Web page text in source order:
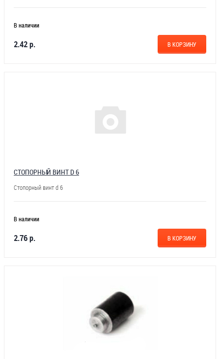
В наличии
2.42 р. В КОРЗИНУ
СТОПОРНЫЙ ВИНТ D 6
Стопорный винт d 6
В наличии
2.76 р. В КОРЗИНУ